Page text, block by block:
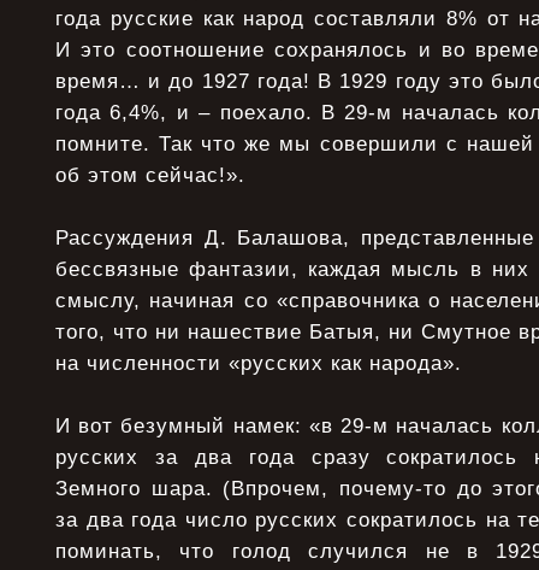
года русские как народ составляли 8% от
И это соотношение сохранялось и во
время… и до 1927 года! В 1929 году это
года 6,4%, и – поехало. В 29-м началась
помните. Так что же мы совершили с
об этом сейчас!».
Рассуждения Д. Балашова,
бессвязные фантазии, каждая мысль в них
смыслу, начиная со «справочника о
того, что ни нашествие Батыя, ни Смутное
на численности «русских как народа».
И вот безумный намек: «в 29-м началась
русских за два года сразу
Земного шара. (Впрочем, почему-то до
за два года число русских сократилось на
поминать, что голод случился не в